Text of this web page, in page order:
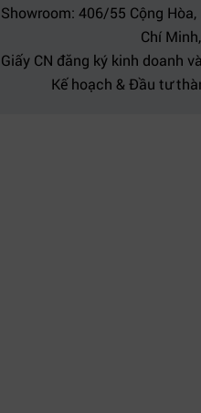
Showroom: 406/55 Cộng
Chí
Giấy CN đăng ký kinh doanh
Kế hoạch & Đầu tư